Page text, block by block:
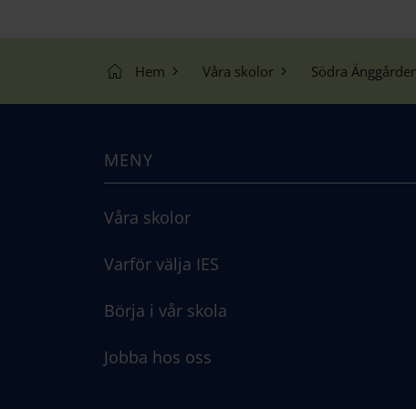
Hem Våra skolor Södra
MENY
Våra skolor
Varför välja IES
Börja i vår skola
Jobba hos oss